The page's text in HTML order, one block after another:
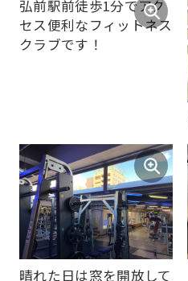
セス便利なフィットネス
クラブです！